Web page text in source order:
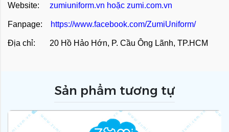
Website: zumiuniform.vn hoặc zumi.com.vn
Fanpage: https://www.facebook.com/ZumiUniform/
Địa chỉ: 20 Hồ Hảo Hớn, P. Cầu Ông Lãnh, TP.HCM
Sản phẩm tương tự